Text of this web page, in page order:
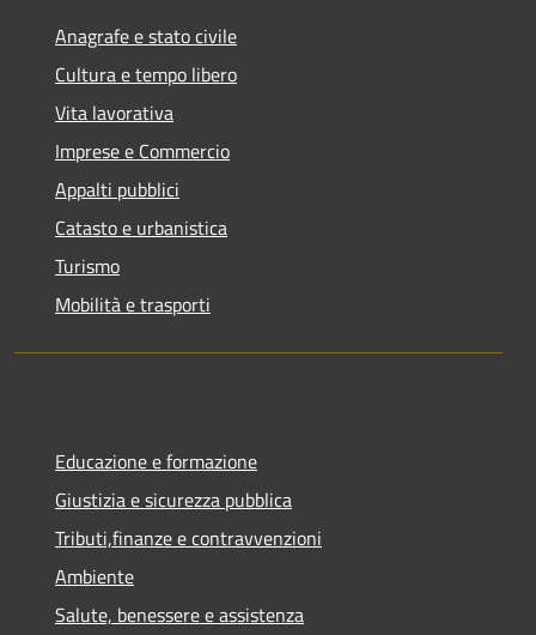
Anagrafe e stato civile
Cultura e tempo libero
Vita lavorativa
Imprese e Commercio
Appalti pubblici
Catasto e urbanistica
Turismo
Mobilità e trasporti
Educazione e formazione
Giustizia e sicurezza pubblica
Tributi,finanze e contravvenzioni
Ambiente
Salute, benessere e assistenza